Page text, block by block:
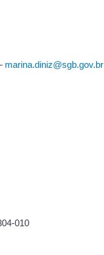
marina.diniz@sgb.gov.br
010